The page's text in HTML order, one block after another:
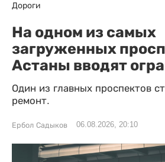
Дороги
На одном из самых
загруженных
Астаны вводят
Один из главных проспектов
ремонт.
Ербол Садыков 06.08.2026, 20:10